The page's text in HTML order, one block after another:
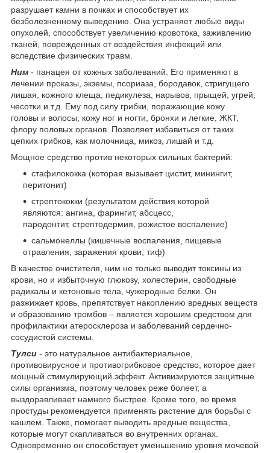
разрушает камни в почках и способствует их
безболезненному выведению. Она устраняет любые виды
опухолей, способствует увеличению кровотока, заживлению
тканей, поврежденных от воздействия инфекций или
вследствие физических травм.
Ним - панацея от кожных заболеваний. Его применяют в
лечении проказы, экземы, псориаза, бородавок, стригущего
лишая, кожного клеща, педикулеза, нарывов, прыщей, угрей,
чесотки и т.д. Ему под силу грибки, поражающие кожу
головы и волосы, кожу ног и ногти, бронхи и легкие, ЖКТ,
флору половых органов. Позволяет избавиться от таких
цепких грибков, как молочница, микоз, лишай и т.д.
Мощное средство против некоторых сильных бактерий:
стафилококка (которая вызывает цистит, минингит,
перитонит)
стрептококки (результатом действия которой
являются: ангина, фарингит, абсцесс,
пародонтит, стрептодермия, рожистое воспаление)
сальмонеллы (кишечные воспаления, пищевые
отравления, заражения крови, тиф)
В качестве очистителя, ним не только выводит токсины из
крови, но и избыточную глюкозу, холестерин, свободные
радикалы и кетоновые тела, чужеродные белки. Он
разжижает кровь, препятствует накоплению вредных веществ
и образованию тромбов – является хорошим средством для
профилактики атеросклероза и заболеваний сердечно-
сосудистой системы.
Тулси - это натуральное антибактериальное,
противовирусное и противогрибковое средство, которое дает
мощный стимулирующий эффект. Активизируются защитные
силы организма, поэтому человек реже болеет, а
выздоравливает намного быстрее. Кроме того, во время
простуды рекомендуется применять растение для борьбы с
кашлем. Также, помогает выводить вредные вещества,
которые могут скапливаться во внутренних органах.
Одновременно он способствует уменьшению уровня мочевой